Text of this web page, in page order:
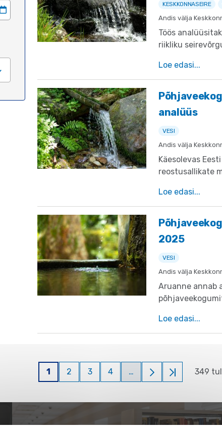
KESKKONNASEIRE
Andis välja
Töös
riikliku
raamdirektiivile
(2006/118/EÜ).
Loe edasi
analüüs
VESI
Andis välja
Käesolevas
reostusallikate
teavet
põhjavee
Loe edasi
2025
VESI
Andis välja
Aruanne annab
koostamist.
Loe edasi
Pagination
Eesolev leht
1
Page
2
Page
3
Page
4 …
Järgmine leht
Viimane leht
349